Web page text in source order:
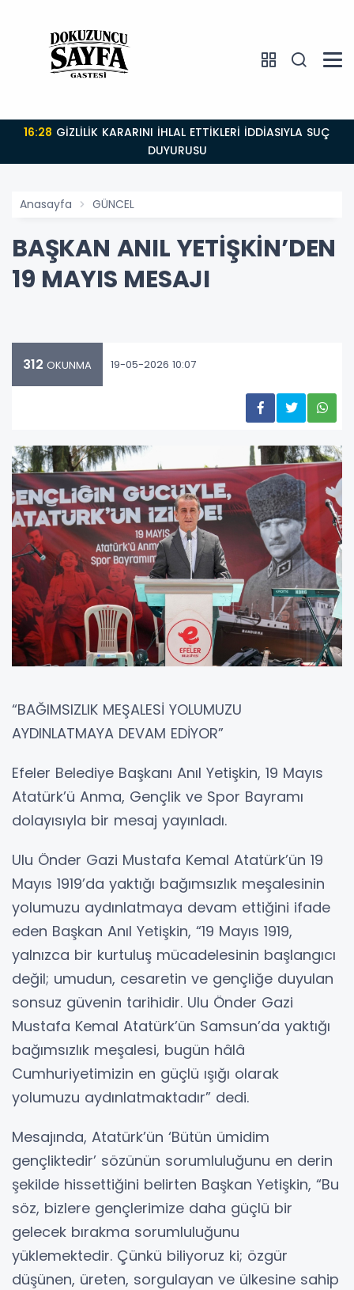
16:28
DUYURUSU
Anasayfa GÜNCEL
BAŞKAN ANIL YETİŞKİN’DEN
19 MAYIS MESAJI
312 OKUNMA 19-05-2026 10:07
“BAĞIMSIZLIK MEŞALESİ YOLUMUZU
AYDINLATMAYA DEVAM EDİYOR”
Efeler Belediye Başkanı Anıl Yetişkin, 19 Mayıs
Atatürk’ü Anma, Gençlik ve Spor Bayramı
dolayısıyla bir mesaj yayınladı.
Ulu Önder Gazi Mustafa Kemal Atatürk’ün 19
Mayıs 1919’da yaktığı bağımsızlık meşalesinin
yolumuzu aydınlatmaya devam ettiğini ifade
eden Başkan Anıl Yetişkin, “19 Mayıs 1919,
yalnızca bir kurtuluş mücadelesinin başlangıcı
değil; umudun, cesaretin ve gençliğe duyulan
sonsuz güvenin tarihidir. Ulu Önder Gazi
Mustafa Kemal Atatürk’ün Samsun’da yaktığı
bağımsızlık meşalesi, bugün hâlâ
Cumhuriyetimizin en güçlü ışığı olarak
yolumuzu aydınlatmaktadır” dedi.
Mesajında, Atatürk’ün ‘Bütün ümidim
gençliktedir’ sözünün sorumluluğunu en derin
şekilde hissettiğini belirten Başkan Yetişkin, “Bu
söz, bizlere gençlerimize daha güçlü bir
gelecek bırakma sorumluluğunu
yüklemektedir. Çünkü biliyoruz ki; özgür
düşünen, üreten, sorgulayan ve ülkesine sahip